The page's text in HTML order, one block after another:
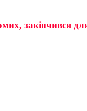
закінчився